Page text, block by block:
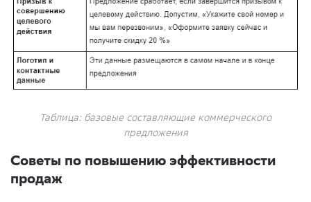
Таблица: базовые составляющие коммерческого
предложения
Советы по повышению эффективности
продаж